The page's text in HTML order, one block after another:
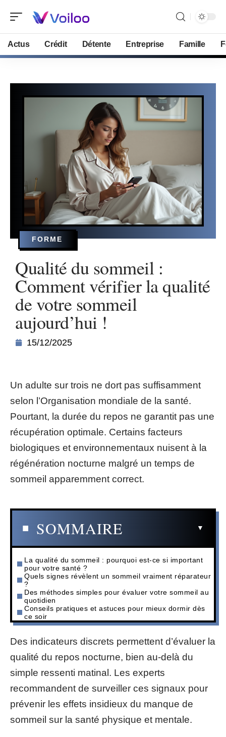
Actus Crédit Détente Entreprise Famille
FORME
Qualité du sommeil :
Comment vérifier la qualité
de votre sommeil
aujourd’hui !
15/12/2025
Un adulte sur trois ne dort pas suffisamment
selon l’Organisation mondiale de la santé.
Pourtant, la durée du repos ne garantit pas une
récupération optimale. Certains facteurs
biologiques et environnementaux nuisent à la
régénération nocturne malgré un temps de
sommeil apparemment correct.
SOMMAIRE
La qualité du sommeil : pourquoi est-ce si important
pour votre santé ?
Quels signes révèlent un sommeil vraiment réparateur
?
Des méthodes simples pour évaluer votre sommeil au
quotidien
Conseils pratiques et astuces pour mieux dormir dès
ce soir
Des indicateurs discrets permettent d’évaluer la
qualité du repos nocturne, bien au-delà du
simple ressenti matinal. Les experts
recommandent de surveiller ces signaux pour
prévenir les effets insidieux du manque de
sommeil sur la santé physique et mentale.